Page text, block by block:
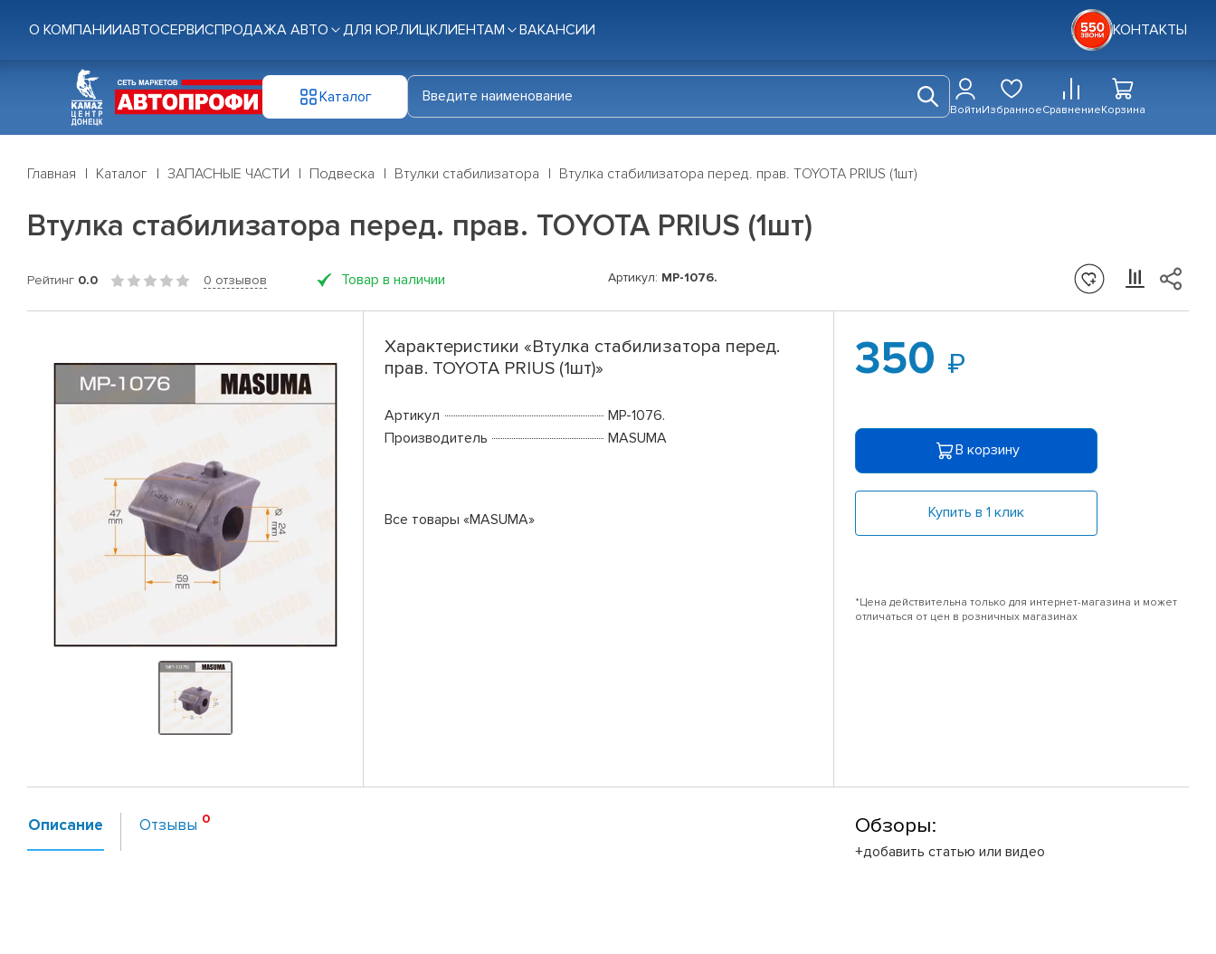
О КОМПАНИИАВТОСЕРВИСПРОДАЖА АВТО ДЛЯ ЮР.ЛИЦКЛИЕНТАМ ВАКАНСИИ КОНТАКТЫ
Каталог
ВойтиИзбранноеСравнениеКорзина
Главная Каталог ЗАПАСНЫЕ ЧАСТИ Подвеска Втулки стабилизатора Втулка стабилизатора перед. прав. TOYOTA PRIUS (1шт)
Втулка стабилизатора перед. прав. TOYOTA PRIUS (1шт)
Рейтинг 0.0 0 отзывов Товар в наличии Артикул: MP-1076.
Характеристики «Втулка стабилизатора перед.
прав. TOYOTA PRIUS (1шт)»
Артикул
MP-1076.
Производитель
MASUMA
Все товары «MASUMA»
350
В корзину
Купить в 1 клик
*Цена действительна только для интернет-магазина и может
отличаться от цен в розничных магазинах
Описание Отзывы Обзоры:
+добавить статью или видео